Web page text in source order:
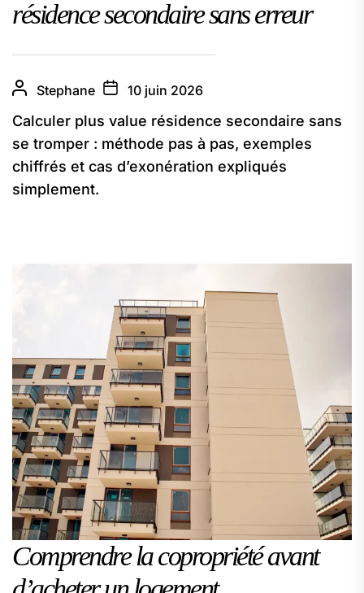
résidence secondaire sans erreur
Stephane 10 juin 2026
Calculer plus value résidence secondaire sans
se tromper : méthode pas à pas, exemples
chiffrés et cas d’exonération expliqués
simplement.
Comprendre la copropriété avant